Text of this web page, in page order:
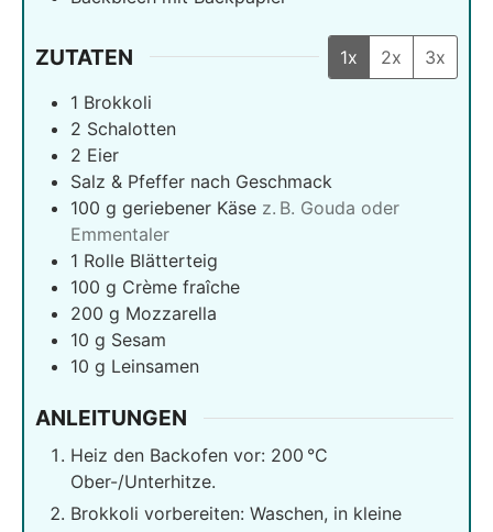
ZUTATEN 1x 2x 3x
1 Brokkoli
2 Schalotten
2 Eier
Salz & Pfeffer nach Geschmack
100 g geriebener Käse z. B. Gouda oder
Emmentaler
1 Rolle Blätterteig
100 g Crème fraîche
200 g Mozzarella
10 g Sesam
10 g Leinsamen
ANLEITUNGEN
Heiz den Backofen vor: 200 °C
Ober-/Unterhitze.
Brokkoli vorbereiten: Waschen, in kleine